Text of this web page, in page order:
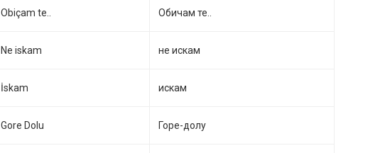
Obiçam te.. Обичам те..
Ne iskam не искам
İskam искам
Gore Dolu Горе-долу